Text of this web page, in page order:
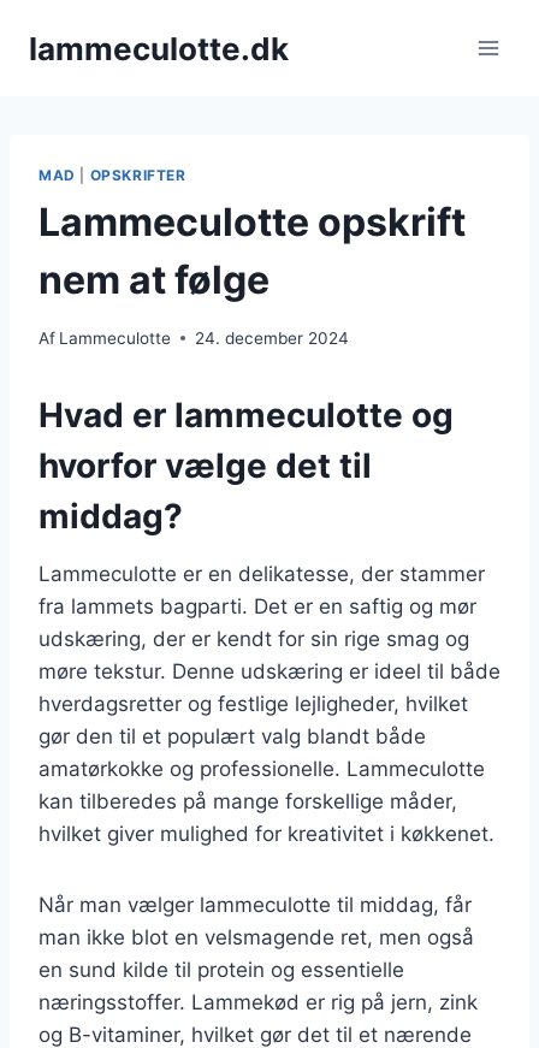
lammeculotte.dk
MAD OPSKRIFTER
Lammeculotte opskrift
nem at følge
Af Lammeculotte 24. december 2024
Hvad er lammeculotte og
hvorfor vælge det til
middag?
Lammeculotte er en delikatesse, der stammer
fra lammets bagparti. Det er en saftig og mør
udskæring, der er kendt for sin rige smag og
møre tekstur. Denne udskæring er ideel til både
hverdagsretter og festlige lejligheder, hvilket
gør den til et populært valg blandt både
amatørkokke og professionelle. Lammeculotte
kan tilberedes på mange forskellige måder,
hvilket giver mulighed for kreativitet i køkkenet.
Når man vælger lammeculotte til middag, får
man ikke blot en velsmagende ret, men også
en sund kilde til protein og essentielle
næringsstoffer. Lammekød er rig på jern, zink
og B-vitaminer, hvilket gør det til et nærende